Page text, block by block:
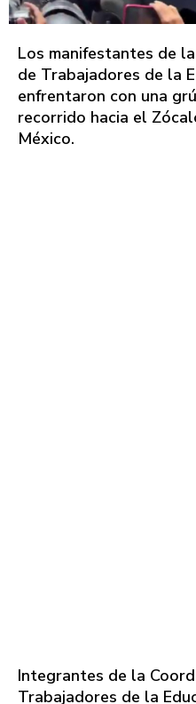
Los manifestantes de
de Trabajadores de la
enfrentaron con una
recorrido hacia el
México.
Integrantes de la
Trabajadores de la